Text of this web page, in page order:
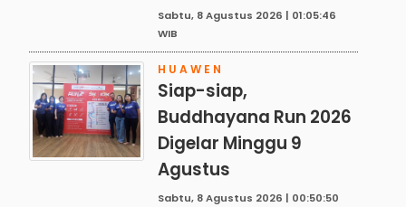
Sabtu, 8 Agustus 2026 | 01:05:46
WIB
HUAWEN
Siap-siap,
Buddhayana Run 2026
Digelar Minggu 9
Agustus
Sabtu, 8 Agustus 2026 | 00:50:50